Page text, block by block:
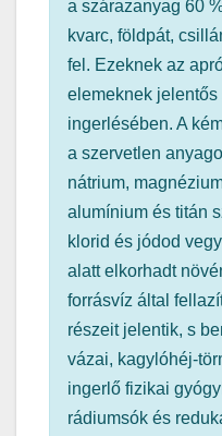
a szárazanyag 60
kvarc, földpát,
fel. Ezeknek az
elemeknek
ingerlésében. A
a szervetlen
nátrium,
alumínium és titán
klorid és jódod
alatt elkorhadt
forrásvíz által
részeit jelentik, s
vázai, kagylóhéj-
ingerlő fizikai
rádiumsók és